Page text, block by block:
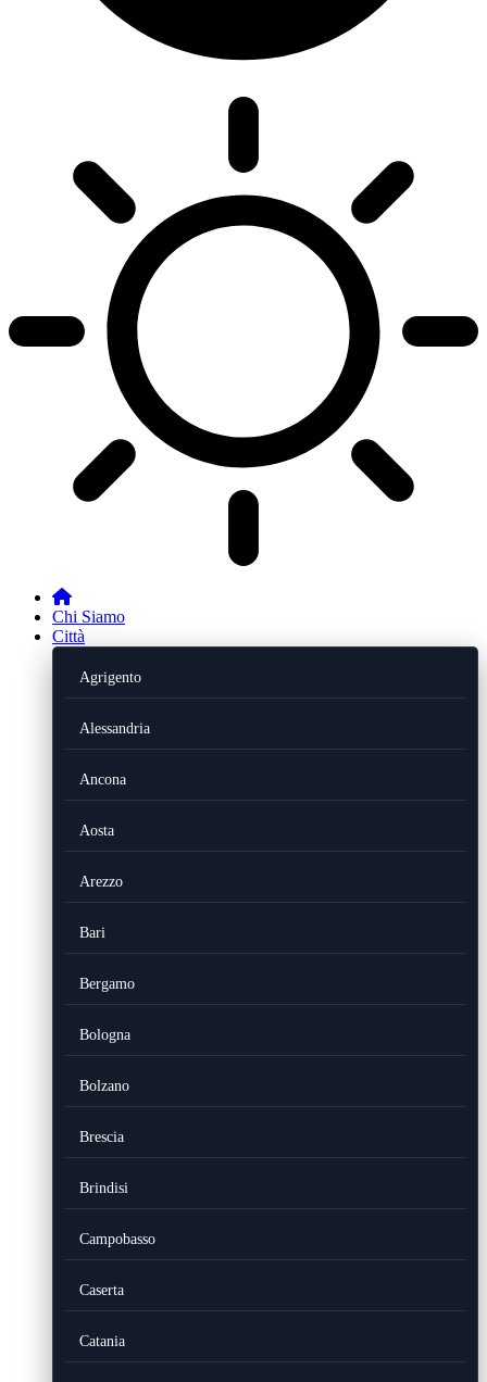
Chi Siamo
Città
Agrigento
Alessandria
Ancona
Aosta
Arezzo
Bari
Bergamo
Bologna
Bolzano
Brescia
Brindisi
Campobasso
Caserta
Catania